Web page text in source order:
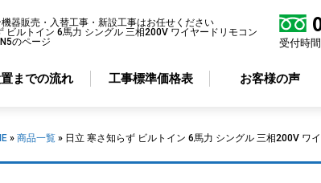
器販売・入替工事・新設工事はお任せください
ビルトイン 6馬力 シングル 三相200V ワイヤードリモコン
のページ
受付時
までの流れ 工事標準価格表 お客様の声
» 商品一覧 » 日立 寒さ知らず ビルトイン 6馬力 シングル 三相200V ワ